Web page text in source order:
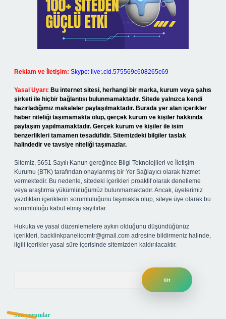
Reklam ve İletişim: Skype: live:.cid.575569c608265c69
Yasal Uyarı: Bu internet sitesi, herhangi bir marka, kurum veya şahıs
şirketi ile hiçbir bağlantısı bulunmamaktadır. Sitede yalnızca kendi
hazırladığımız makaleler paylaşılmaktadır. Burada yer alan içerikler
haber niteliği taşımamakta olup, gerçek kurum ve kişiler hakkında
paylaşım yapılmamaktadır. Gerçek kurum ve kişiler ile isim
benzerlikleri tamamen tesadüfidir. Sitemizdeki bilgiler taslak
halindedir ve tavsiye niteliği taşımazlar.
Sitemiz, 5651 Sayılı Kanun gereğince Bilgi Teknolojileri ve İletişim
Kurumu (BTK) tarafından onaylanmış bir Yer Sağlayıcı olarak hizmet
vermektedir. Bu nedenle, sitedeki içerikleri proaktif olarak denetleme
veya araştırma yükümlülüğümüz bulunmamaktadır. Ancak, üyelerimiz
yazdıkları içeriklerin sorumluluğunu taşımakta olup, siteye üye olarak bu
sorumluluğu kabul etmiş sayılırlar.
Hukuka ve yasal düzenlemelere aykırı olduğunu düşündüğünüz
içerikleri, backlinkpanelicomtr@gmail.com adresine bildirmeniz halinde,
ilgili içerikler yasal süre içerisinde sitemizden kaldırılacaktır.
Son yorumlar